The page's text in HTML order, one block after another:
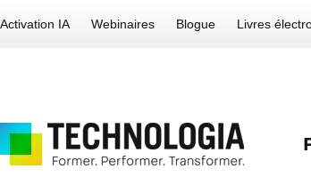
Activation IA Webinaires Blogue Livres